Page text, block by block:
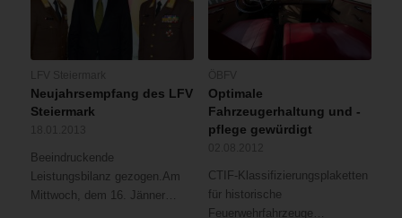
Neujahrsempfang des LFV
Steiermark
Beeindruckende
Leistungsbilanz gezogen.Am
Mittwoch, dem 16. Jänner…
Optimale
Fahrzeugerhaltung und -
pflege gewürdigt
CTIF-Klassifizierungsplaketten
für historische
Feuerwehrfahrzeuge…